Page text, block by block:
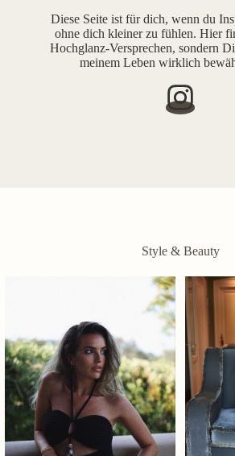
Diese Seite ist für dich, wenn du
ohne dich kleiner zu fühlen. Hier
Hochglanz-Versprechen, sondern
meinem Leben wirklich
Style & Beauty